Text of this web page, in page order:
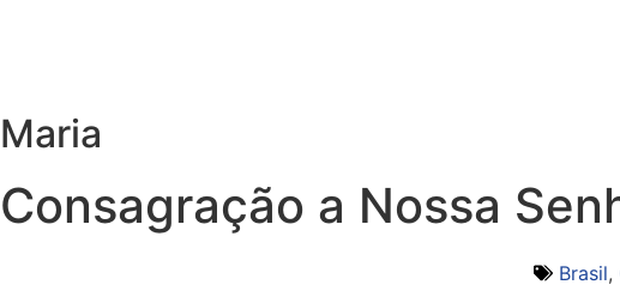
Maria
Consagração a Nossa
Brasil,